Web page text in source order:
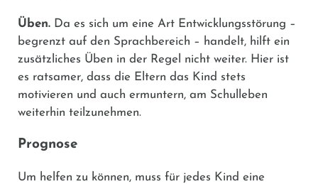
Üben. Da es sich um eine Art Entwicklungsstörung –
begrenzt auf den Sprachbereich – handelt, hilft ein
zusätzliches Üben in der Regel nicht weiter. Hier ist
es ratsamer, dass die Eltern das Kind stets
motivieren und auch ermuntern, am Schulleben
weiterhin teilzunehmen.
Prognose
Um helfen zu können, muss für jedes Kind eine